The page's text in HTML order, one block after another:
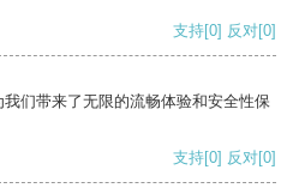
支持[0] 反对[0]
们带来了无限的流畅体验和安全性保
支持[0] 反对[0]